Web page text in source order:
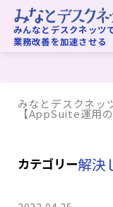
みんなとデスクネッツ
業務改善を加速させる
意外
みなとデスクネッ
【AppSuite運用
カテゴリー解決